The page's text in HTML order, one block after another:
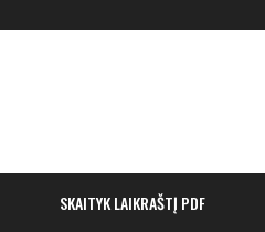
SKAITYK LAIKRAŠTĮ PDF